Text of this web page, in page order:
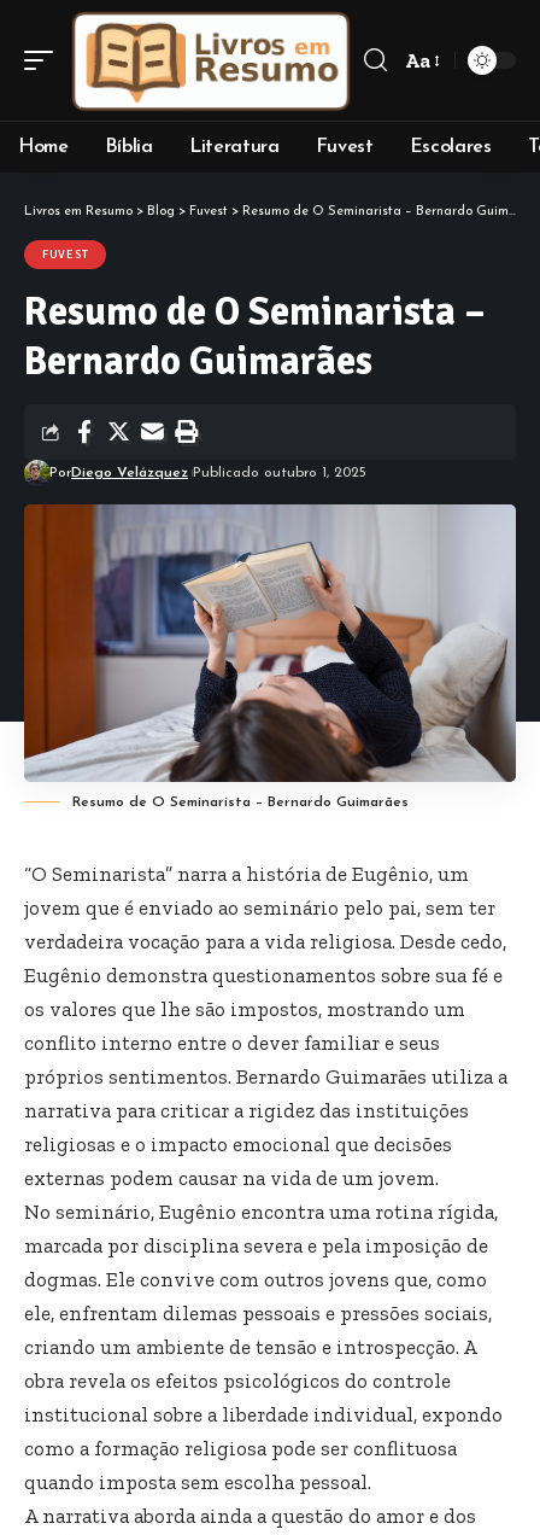
Font
Aa
Home Bíblia Literatura Fuvest Escolares
Livros em Resumo > Blog > Fuvest > Resumo de O Seminarista – Bernardo Guimarães
FUVEST
Resumo de O Seminarista –
Bernardo Guimarães
PorDiego Velázquez Publicado outubro 1, 2025
Resumo de O Seminarista – Bernardo Guimarães
“O Seminarista” narra a história de Eugênio, um
jovem que é enviado ao seminário pelo pai, sem ter
verdadeira vocação para a vida religiosa. Desde cedo,
Eugênio demonstra questionamentos sobre sua fé e
os valores que lhe são impostos, mostrando um
conflito interno entre o dever familiar e seus
próprios sentimentos. Bernardo Guimarães utiliza a
narrativa para criticar a rigidez das instituições
religiosas e o impacto emocional que decisões
externas podem causar na vida de um jovem.
No seminário, Eugênio encontra uma rotina rígida,
marcada por disciplina severa e pela imposição de
dogmas. Ele convive com outros jovens que, como
ele, enfrentam dilemas pessoais e pressões sociais,
criando um ambiente de tensão e introspecção. A
obra revela os efeitos psicológicos do controle
institucional sobre a liberdade individual, expondo
como a formação religiosa pode ser conflituosa
quando imposta sem escolha pessoal.
A narrativa aborda ainda a questão do amor e dos